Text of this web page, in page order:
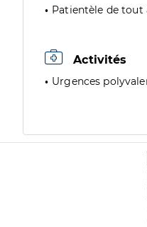
Patientèle de tout
Activités
Urgences